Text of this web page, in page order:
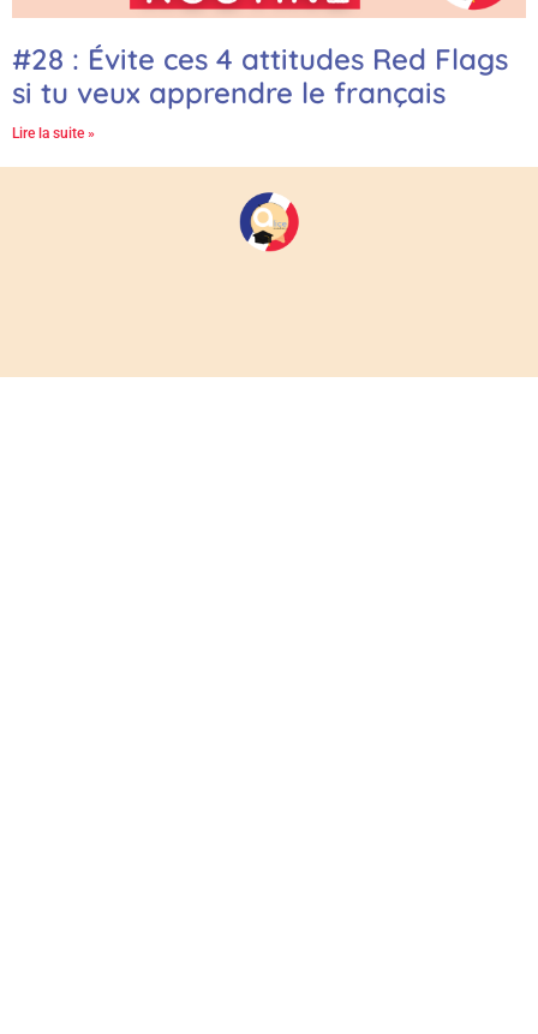
#28 : Évite ces 4 attitudes Red Flags
si tu veux apprendre le français
Lire la suite »